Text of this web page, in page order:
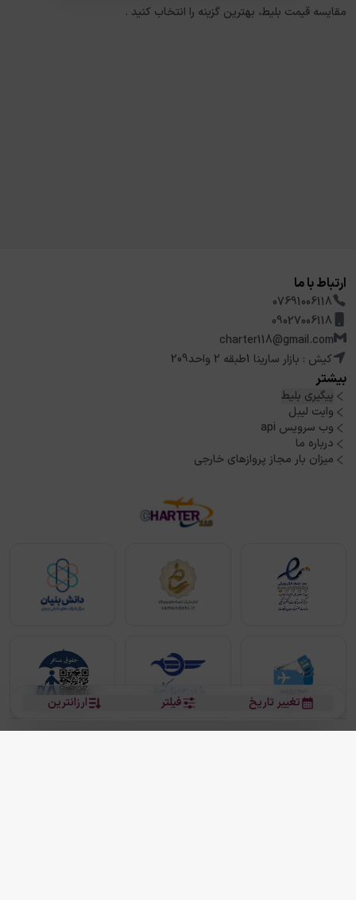
ارزانترین فیلتر تغییر تاریخ
مقایسه قیمت بلیط، بهترین گزینه را انتخاب کنید .
ارتباط با ما
07691006118
09027006118
charter118@gmail.com
کیش : بازار سارینا 1طبقه 2 واحد209
بیشتر
پیگیری بلیط
وایت لیبل
وب سرویس api
درباره ما
میزان بار مجاز پروازهای خارجی